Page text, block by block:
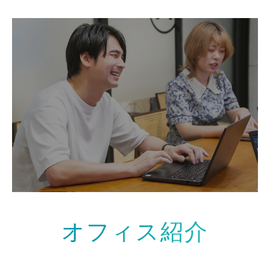
オフィス紹介